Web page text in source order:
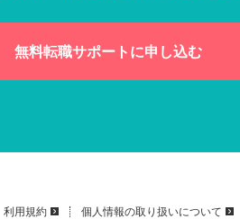
無料転職サポートに申し込む
利用規約 個人情報の取り扱いについて